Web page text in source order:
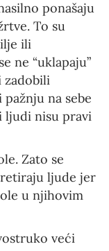
ponašaju
To su
ili
ne “uklapaju”
zadobili
na sebe
ljudi nisu pravi
Zato se
ljude jer
u njihovim
veći